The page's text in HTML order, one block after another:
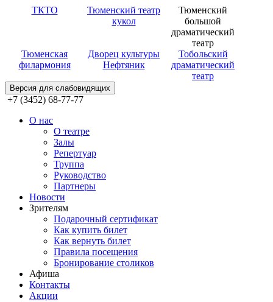
ТКТО
Тюменский театр
кукол
Тюменский
большой
драматический
театр
Тюменская
филармония
Дворец культуры
Нефтяник
Тобольский
драматический
театр
Версия для слабовидящих
+7 (3452) 68-77-77
О нас
О театре
Залы
Репертуар
Труппа
Руководство
Партнеры
Новости
Зрителям
Подарочный сертификат
Как купить билет
Как вернуть билет
Правила посещения
Бронирование столиков
Афиша
Контакты
Акции